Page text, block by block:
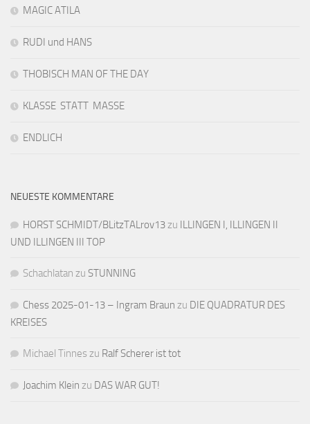
MAGIC ATILA
RUDI und HANS
THOBISCH MAN OF THE DAY
KLASSE STATT MASSE
ENDLICH
NEUESTE KOMMENTARE
HORST SCHMIDT/BLitzTALrov13zu ILLINGEN I, ILLINGEN II
UND ILLINGEN III TOP
Schachlatan zu STUNNING
Chess 2025-01-13 – Ingram Braun zu DIE QUADRATUR DES
KREISES
Michael Tinnes zu Ralf Scherer ist tot
Joachim Klein zu DAS WAR GUT!